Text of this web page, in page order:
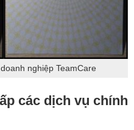
nghiệp TeamCare
các dịch vụ chính